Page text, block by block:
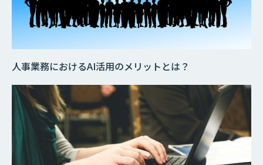
人事業務におけるAI活用のメリットとは？